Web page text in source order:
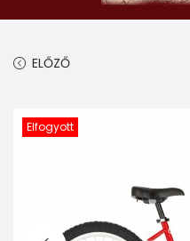
ELŐZŐ
Elfogyott